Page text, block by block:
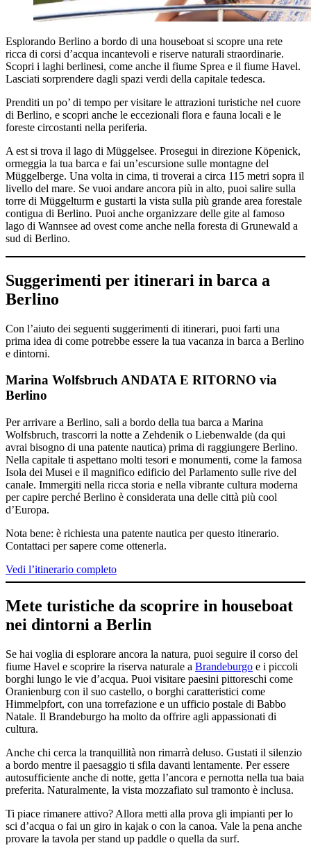
Esplorando Berlino a bordo di una houseboat si scopre una rete
ricca di corsi d’acqua incantevoli e riserve naturali straordinarie.
Scopri i laghi berlinesi, come anche il fiume Sprea e il fiume Havel.
Lasciati sorprendere dagli spazi verdi della capitale tedesca.
Prenditi un po’ di tempo per visitare le attrazioni turistiche nel cuore
di Berlino, e scopri anche le eccezionali flora e fauna locali e le
foreste circostanti nella periferia.
A est si trova il lago di Müggelsee. Prosegui in direzione Köpenick,
ormeggia la tua barca e fai un’escursione sulle montagne del
Müggelberge. Una volta in cima, ti troverai a circa 115 metri sopra il
livello del mare. Se vuoi andare ancora più in alto, puoi salire sulla
torre di Müggelturm e gustarti la vista sulla più grande area forestale
contigua di Berlino. Puoi anche organizzare delle gite al famoso
lago di Wannsee ad ovest come anche nella foresta di Grunewald a
sud di Berlino.
Suggerimenti per itinerari in barca a
Berlino
Con l’aiuto dei seguenti suggerimenti di itinerari, puoi farti una
prima idea di come potrebbe essere la tua vacanza in barca a Berlino
e dintorni.
Marina Wolfsbruch ANDATA E RITORNO via
Berlino
Per arrivare a Berlino, sali a bordo della tua barca a Marina
Wolfsbruch, trascorri la notte a Zehdenik o Liebenwalde (da qui
avrai bisogno di una patente nautica) prima di raggiungere Berlino.
Nella capitale ti aspettano molti tesori e monumenti, come la famosa
Isola dei Musei e il magnifico edificio del Parlamento sulle rive del
canale. Immergiti nella ricca storia e nella vibrante cultura moderna
per capire perché Berlino è considerata una delle città più cool
d’Europa.
Nota bene: è richiesta una patente nautica per questo itinerario.
Contattaci per sapere come ottenerla.
Vedi l’itinerario completo
Mete turistiche da scoprire in houseboat
nei dintorni a Berlin
Se hai voglia di esplorare ancora la natura, puoi seguire il corso del
fiume Havel e scoprire la riserva naturale a Brandeburgo e i piccoli
borghi lungo le vie d’acqua. Puoi visitare paesini pittoreschi come
Oranienburg con il suo castello, o borghi caratteristici come
Himmelpfort, con una torrefazione e un ufficio postale di Babbo
Natale. Il Brandeburgo ha molto da offrire agli appassionati di
cultura.
Anche chi cerca la tranquillità non rimarrà deluso. Gustati il silenzio
a bordo mentre il paesaggio ti sfila davanti lentamente. Per essere
autosufficiente anche di notte, getta l’ancora e pernotta nella tua baia
preferita. Naturalmente, la vista mozzafiato sul tramonto è inclusa.
Ti piace rimanere attivo? Allora metti alla prova gli impianti per lo
sci d’acqua o fai un giro in kajak o con la canoa. Vale la pena anche
provare la tavola per stand up paddle o quella da surf.